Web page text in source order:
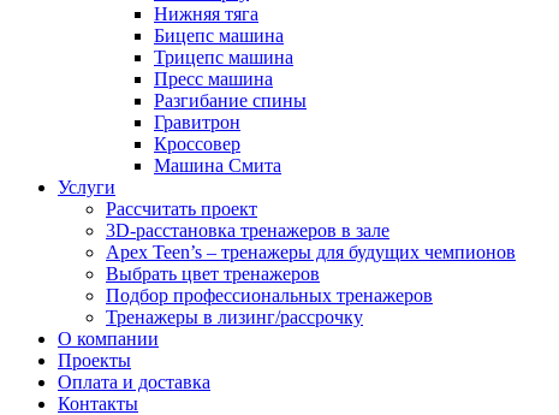
Нижняя тяга
Бицепс машина
Трицепс машина
Пресс машина
Разгибание спины
Гравитрон
Кроссовер
Машина Смита
Услуги
Рассчитать проект
3D-расстановка тренажеров в зале
Apex Teen’s – тренажеры для будущих чемпионов
Выбрать цвет тренажеров
Подбор профессиональных тренажеров
Тренажеры в лизинг/рассрочку
О компании
Проекты
Оплата и доставка
Контакты